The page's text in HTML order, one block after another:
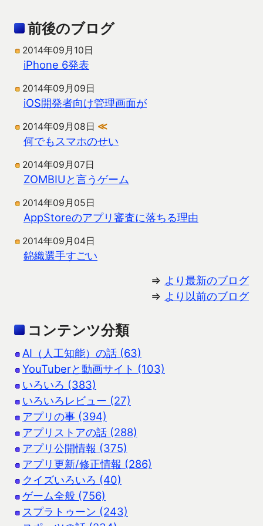
前後のブログ
2014年09月10日
iPhone 6発表
2014年09月09日
iOS開発者向け管理画面が
2014年09月08日 ≪
何でもスマホのせい
2014年09月07日
ZOMBIUと言うゲーム
2014年09月05日
AppStoreのアプリ審査に落ちる理由
2014年09月04日
錦織選手すごい
⇒ より最新のブログ
⇒ より以前のブログ
コンテンツ分類
AI（人工知能）の話 (63)
YouTuberと動画サイト (103)
いろいろ (383)
いろいろレビュー (27)
アプリの事 (394)
アプリストアの話 (288)
アプリ公開情報 (375)
アプリ更新/修正情報 (286)
クイズいろいろ (40)
ゲーム全般 (756)
スプラトゥーン (243)